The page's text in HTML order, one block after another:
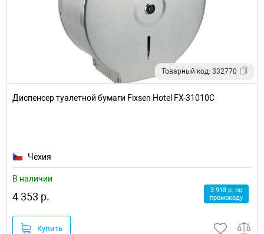
Товарный код: 332770
Диспенсер туалетной бумаги Fixsen Hotel FX-31010C
Чехия
В наличии
4 353 р.
3 918 р. по
промокоду
Купить